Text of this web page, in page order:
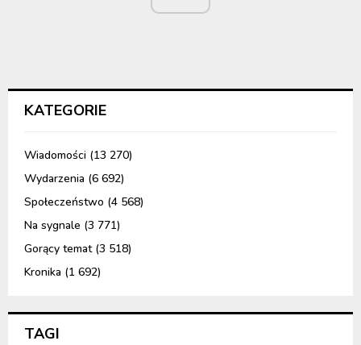
KATEGORIE
Wiadomości (13 270)
Wydarzenia (6 692)
Społeczeństwo (4 568)
Na sygnale (3 771)
Gorący temat(3 518)
Kronika (1 692)
TAGI